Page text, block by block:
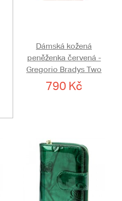
Dámská kožená
peněženka červená -
Gregorio Bradys Two
790 Kč